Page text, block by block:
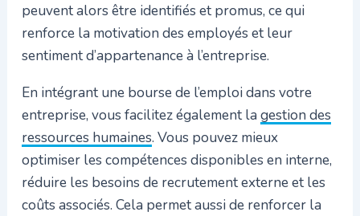
peuvent alors être identifiés et promus, ce qui
renforce la motivation des employés et leur
sentiment d’appartenance à l’entreprise.
En intégrant une bourse de l’emploi dans votre
entreprise, vous facilitez également la gestion des
ressources humaines. Vous pouvez mieux
optimiser les compétences disponibles en interne,
réduire les besoins de recrutement externe et les
coûts associés. Cela permet aussi de renforcer la